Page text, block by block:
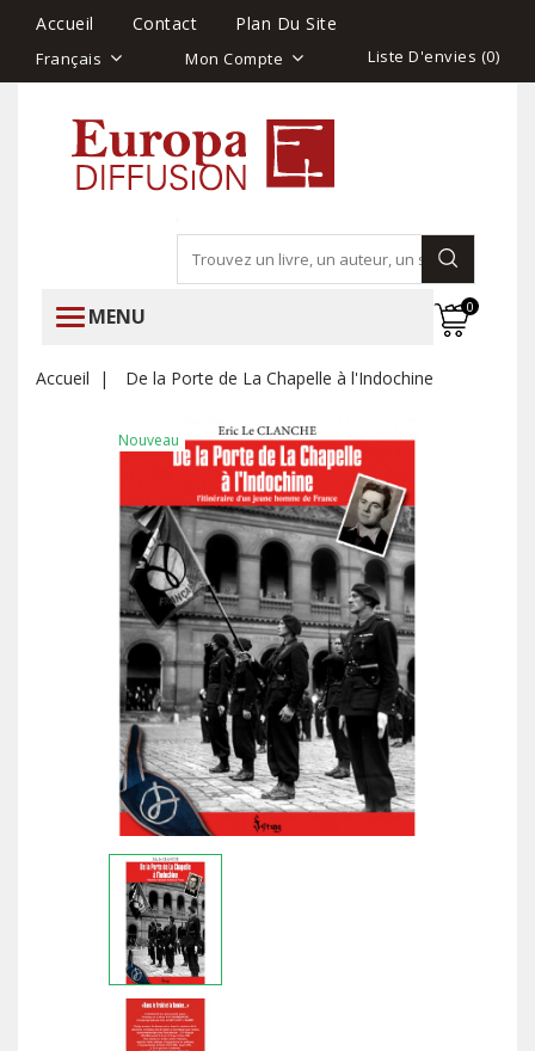
Accueil Contact Plan Du Site
Français Mon Compte Liste D'envies (0)
MENU 0
Accueil De la Porte de La Chapelle à l'Indochine
Nouveau